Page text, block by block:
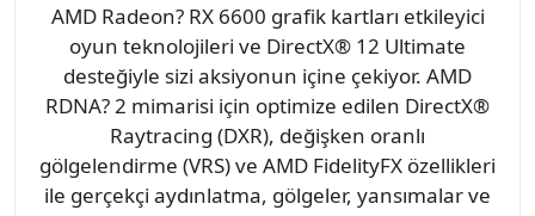
AMD Radeon? RX 6600 grafik kartları etkileyici
oyun teknolojileri ve DirectX® 12 Ultimate
desteğiyle sizi aksiyonun içine çekiyor. AMD
RDNA? 2 mimarisi için optimize edilen DirectX®
Raytracing (DXR), değişken oranlı
gölgelendirme (VRS) ve AMD FidelityFX özellikleri
ile gerçekçi aydınlatma, gölgeler, yansımalar ve